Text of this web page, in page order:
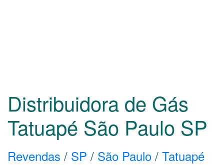
Distribuidora de Gás
Tatuapé São Paulo SP
Revendas / SP / São Paulo / Tatuapé